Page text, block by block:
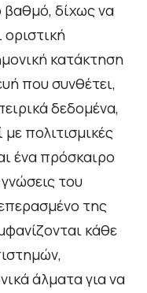
βαθμό, δίχως να
κατάκτηση
που συνθέτει,
δεδομένα,
πολιτισμικές
ένα πρόσκαιρο
του
της
κάθε
άλματα για να